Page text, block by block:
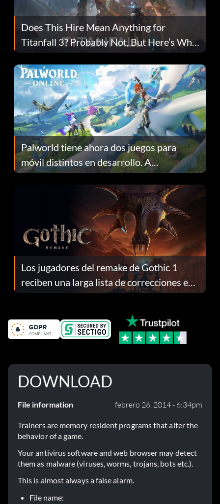
Does This Hire Mean Anything for
Titanfall 3? Probably Not, But Here’s Why
Fans Are Hopeful
Palworld tiene ahora dos juegos para
móvil distintos en desarrollo. A
continuación te explicamos por qué.
Los jugadores del remake de Gothic 1
reciben una larga lista de correcciones en
el parche 1.0.4
DOWNLOAD
File information febrero 26, 2014 - 6:34pm
Trainers are memory resident programs that alter the
behavior of a game.
Your antivirus software and web browser may detect
them as malware (viruses, worms, trojans, bots etc.).
This is almost always a false alarm.
File name: